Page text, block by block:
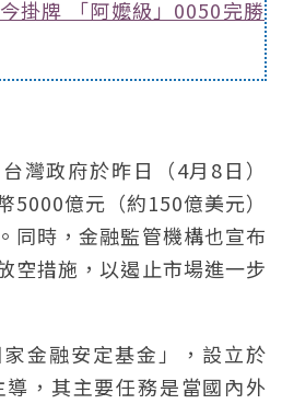
掛牌 「阿嬤級」0050完勝
灣政府於昨日（4月8日）
5000億元（約150億美元）
同時，金融監管機構也宣布
空措施，以遏止市場進一步
金融安定基金」，設立於
，其主要任務是當國內外